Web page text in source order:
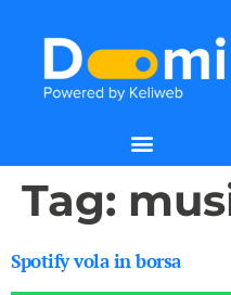
Tag:
Spotify vola in borsa